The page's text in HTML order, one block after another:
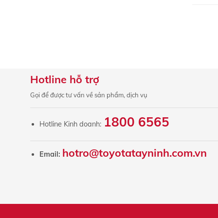
Hotline hỗ trợ
Gọi để được tư vấn về sản phẩm, dịch vụ
Hotline Kinh doanh: 1800 6565
Email: hotro@toyotatayninh.com.vn